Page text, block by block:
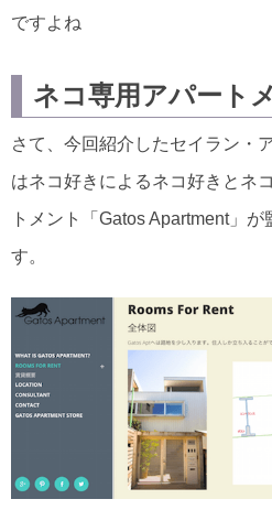
ですよね
ネコ専用アパート
さて、今回紹介したセイラン・
はネコ好きによるネコ好きとネ
トメント「Gatos Apartment」
す。